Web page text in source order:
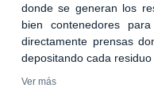
donde se generan los
bien contenedores
directamente prensas
depositando cada
Ver más